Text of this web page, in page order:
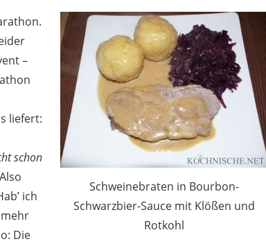
Schweinebraten in Bourbon-
Schwarzbier-Sauce mit Klößen und
Rotkohl
–
liefert:
schon
Also
ich
Die